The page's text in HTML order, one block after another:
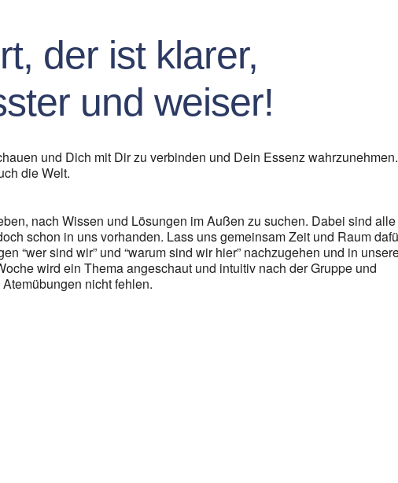
der ist klarer,
und weiser!
und Dich mit Dir zu verbinden und Dein Essenz wahrzunehmen.
die Welt.
nach Wissen und Lösungen im Außen zu suchen. Dabei sind alle
schon in uns vorhanden. Lass uns gemeinsam Zeit und Raum
“wer sind wir” und “warum sind wir hier” nachzugehen und in
wird ein Thema angeschaut und intuitiv nach der Gruppe und
nicht fehlen.